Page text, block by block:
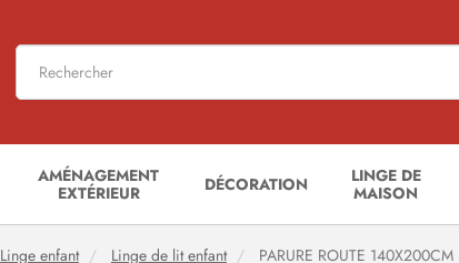
AMÉNAGEMENT
EXTÉRIEUR
DÉCORATION
LINGE DE
MAISON
Linge enfant Linge de lit enfant PARURE ROUTE 140X200CM